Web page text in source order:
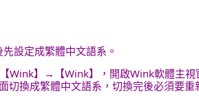
設定成繁體中文語系。
】→【Wink】，開啟Wink軟體主視
換成繁體中文語系，切換完後必須要重